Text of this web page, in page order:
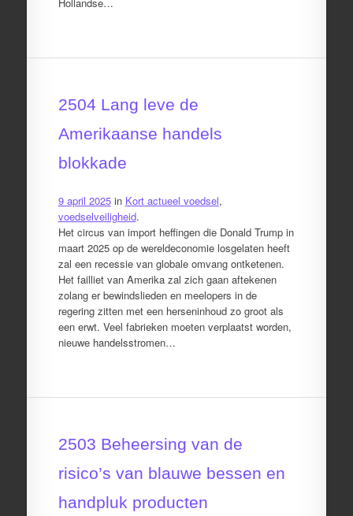
2504 Lang leve de
Amerikaanse handels
blokkade
9 april 2025in Kort actueel voedsel,
voedselveiligheid.
Het circus van import heffingen die Donald Trump in
maart 2025 op de wereldeconomie losgelaten heeft
zal een recessie van globale omvang ontketenen.
Het failliet van Amerika zal zich gaan aftekenen
zolang er bewindslieden en meelopers in de
regering zitten met een herseninhoud zo groot als
een erwt. Veel fabrieken moeten verplaatst worden,
nieuwe handelsstromen…
2503 Beheersing van de
risico’s van blauwe bessen en
handpluk producten